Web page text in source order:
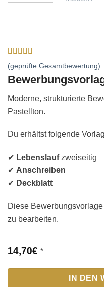
Bewertet
mit5von 5,
basierend
4
Kundenbewertungen
(geprüfte Gesamtbewertung)
Moderne, strukturierte
Pastellton.
Du erhältst folgende
✔ Lebenslauf zweiseitig
✔ Anschreiben
✔ Deckblatt
Diese
zu bearbeiten.
14,70€ *
IN DEN